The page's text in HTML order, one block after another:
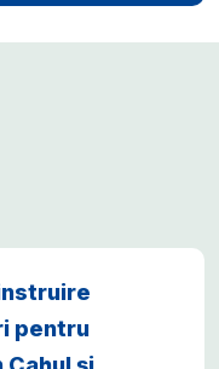
pentru